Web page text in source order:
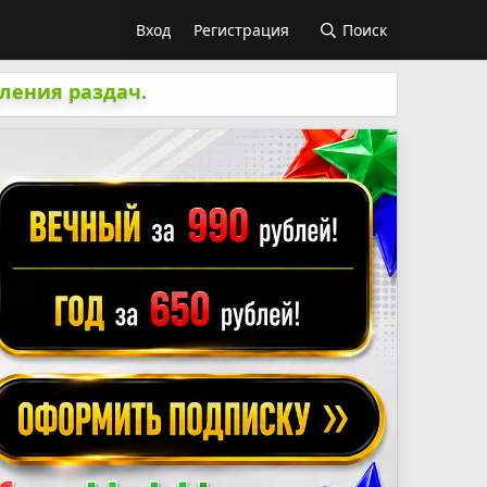
Вход Регистрация Поиск
раздач.